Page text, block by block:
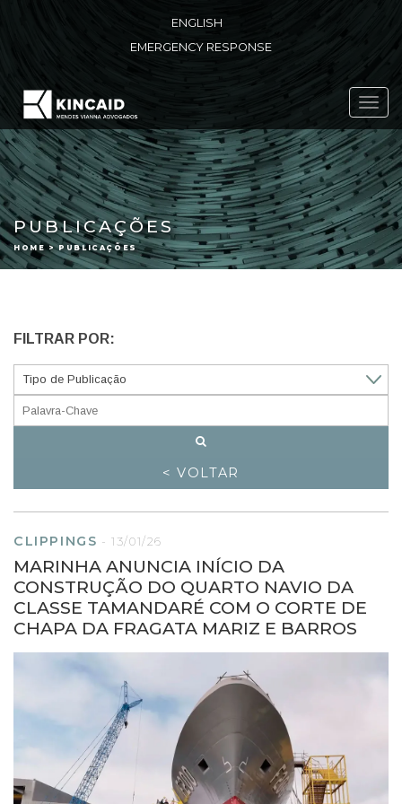
ENGLISH
EMERGENCY RESPONSE
PUBLICAÇÕES
HOME > PUBLICAÇÕES
FILTRAR POR:
< VOLTAR
CLIPPINGS -13/01/26
MARINHA ANUNCIA INÍCIO DA
CONSTRUÇÃO DO QUARTO NAVIO DA
CLASSE TAMANDARÉ COM O CORTE DE
CHAPA DA FRAGATA MARIZ E BARROS